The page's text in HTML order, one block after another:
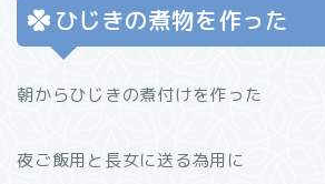
ひじきの煮物を作った
朝からひじきの煮付けを作った
夜ご飯用と長女に送る為用に